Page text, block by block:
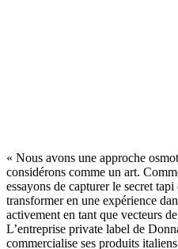
« Nous avons une approche
considérons comme un art.
essayons de capturer le secret
transformer en une expérience
activement en tant que vecteurs
L’entreprise private label de
commercialise ses produits